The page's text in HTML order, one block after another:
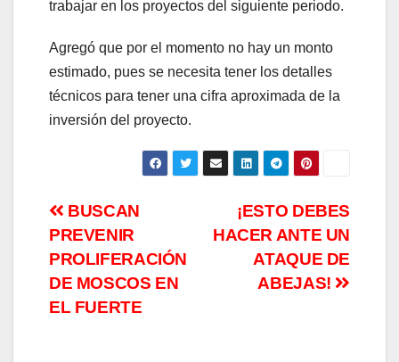
trabajar en los proyectos del siguiente periodo.
Agregó que por el momento no hay un monto
estimado, pues se necesita tener los detalles
técnicos para tener una cifra aproximada de la
inversión del proyecto.
Navegación
de
entradas
¡ESTO DEBES
HACER ANTE UN
ATAQUE DE
ABEJAS!
BUSCAN
PREVENIR
PROLIFERACIÓN
DE MOSCOS EN
EL FUERTE